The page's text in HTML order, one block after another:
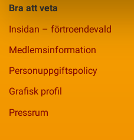
Bra att veta
Insidan – förtroendevald
Medlemsinformation
Personuppgiftspolicy
Grafisk profil
Pressrum